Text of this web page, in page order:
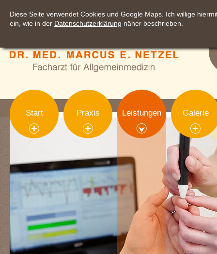
Diese Seite verwendet Cookies und Google Maps. Ich willige
ein, wie in der Datenschutzerklärung näher beschrieben.
Start Praxis Leistungen Galerie
sections['visual']): ?>